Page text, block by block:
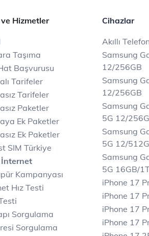
Hizmetler
Taşıma
Başvurusu
Tarifeler
Tarifeler
Paketler
Ek Paketler
Ek Paketler
SIM Türkiye
İnternet
Kampanyası
Hız Testi
Sorgulama
Sorgulama
Cihazlar
Akıllı
Samsung
12/256GB
Samsung
12/256GB
Samsung
5G 12/
Samsung
5G 12/
Samsung
5G 16GB/
iPhone 17
iPhone 17
iPhone 17
iPhone 17